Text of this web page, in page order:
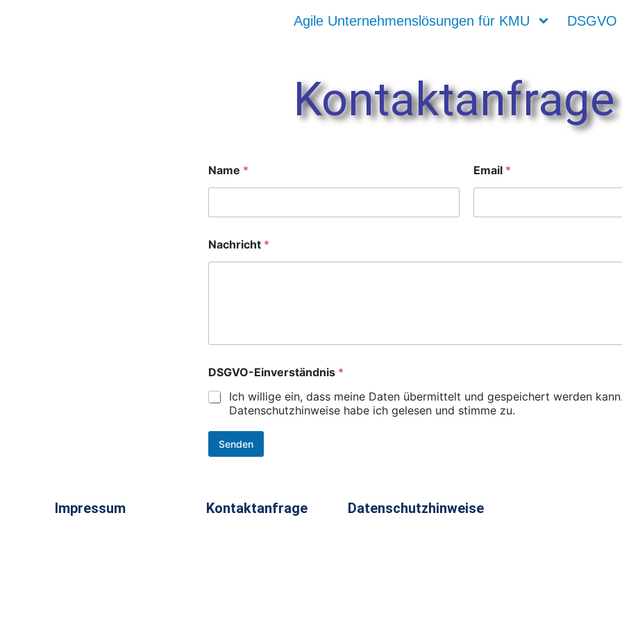
Agile Unternehmenslösungen für KMU DSGVO
Kontaktanfrage
Name * Email *
Nachricht *
DSGVO-Einverständnis *
Ich willige ein, dass meine Daten übermittelt und gespeichert werden
Datenschutzhinweise habe ich gelesen und stimme zu.
Senden
Impressum Kontaktanfrage Datenschutzhinweise